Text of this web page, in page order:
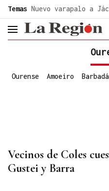
Temas Nuevo varapalo a
header.menu.open
Ourense Amoeiro
Vecinos de Coles
Gustei y Barra